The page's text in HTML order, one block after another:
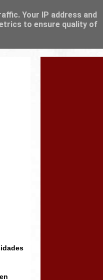
Your IP address and
to ensure quality of